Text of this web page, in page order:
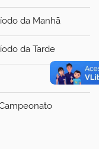
da Manhã
da Tarde